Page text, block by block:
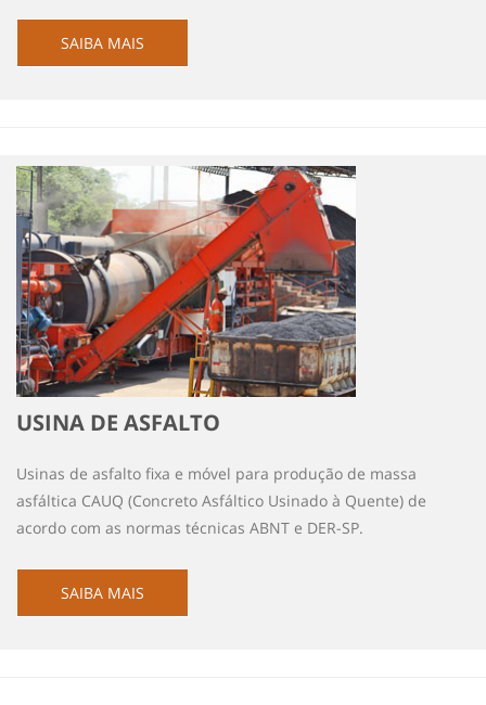
SAIBA MAIS
USINA DE ASFALTO
Usinas de asfalto fixa e móvel para produção de massa
asfáltica CAUQ (Concreto Asfáltico Usinado à Quente) de
acordo com as normas técnicas ABNT e DER-SP.
SAIBA MAIS